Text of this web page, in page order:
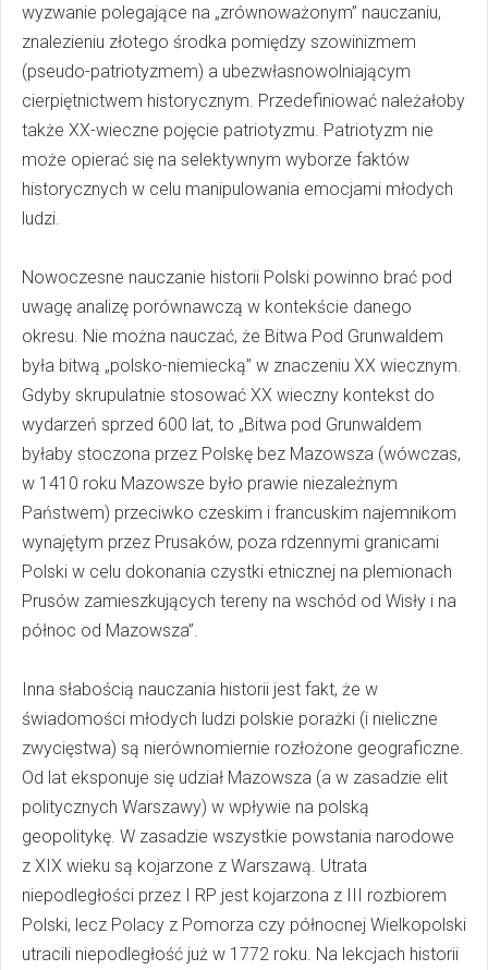
wyzwanie polegające na „zrównoważonym” nauczaniu,
znalezieniu złotego środka pomiędzy szowinizmem
(pseudo-patriotyzmem) a ubezwłasnowolniającym
cierpiętnictwem historycznym. Przedefiniować należałoby
także XX-wieczne pojęcie patriotyzmu. Patriotyzm nie
może opierać się na selektywnym wyborze faktów
historycznych w celu manipulowania emocjami młodych
ludzi.
Nowoczesne nauczanie historii Polski powinno brać pod
uwagę analizę porównawczą w kontekście danego
okresu. Nie można nauczać, że Bitwa Pod Grunwaldem
była bitwą „polsko-niemiecką” w znaczeniu XX wiecznym.
Gdyby skrupulatnie stosować XX wieczny kontekst do
wydarzeń sprzed 600 lat, to „Bitwa pod Grunwaldem
byłaby stoczona przez Polskę bez Mazowsza (wówczas,
w 1410 roku Mazowsze było prawie niezależnym
Państwem) przeciwko czeskim i francuskim najemnikom
wynajętym przez Prusaków, poza rdzennymi granicami
Polski w celu dokonania czystki etnicznej na plemionach
Prusów zamieszkujących tereny na wschód od Wisły i na
północ od Mazowsza”.
Inna słabością nauczania historii jest fakt, że w
świadomości młodych ludzi polskie porażki (i nieliczne
zwycięstwa) są nierównomiernie rozłożone geograficzne.
Od lat eksponuje się udział Mazowsza (a w zasadzie elit
politycznych Warszawy) w wpływie na polską
geopolitykę. W zasadzie wszystkie powstania narodowe
z XIX wieku są kojarzone z Warszawą. Utrata
niepodległości przez I RP jest kojarzona z III rozbiorem
Polski, lecz Polacy z Pomorza czy północnej Wielkopolski
utracili niepodległość już w 1772 roku. Na lekcjach historii